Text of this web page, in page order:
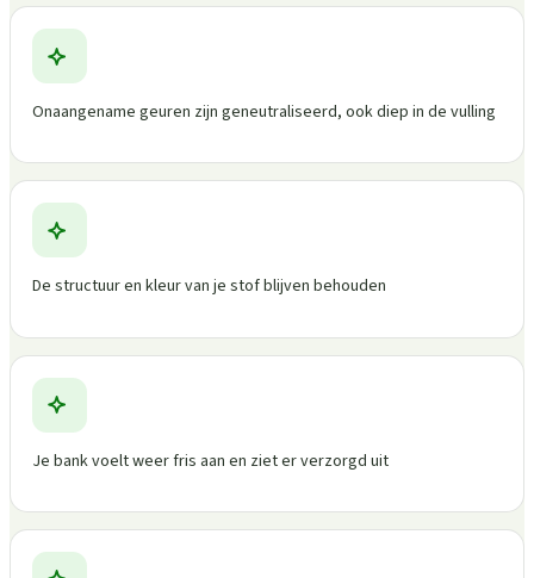
Onaangename geuren zijn geneutraliseerd, ook diep in de vulling
De structuur en kleur van je stof blijven behouden
Je bank voelt weer fris aan en ziet er verzorgd uit